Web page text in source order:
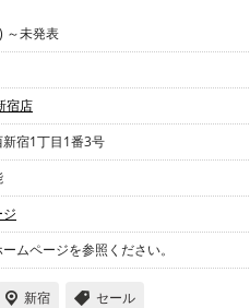
～未発表
宿店
宿1丁目1番3号
ムページを参照ください。
新宿 セール